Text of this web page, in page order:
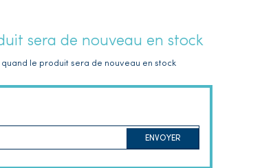
sera de nouveau en stock
le produit sera de nouveau en stock
ENVOYER